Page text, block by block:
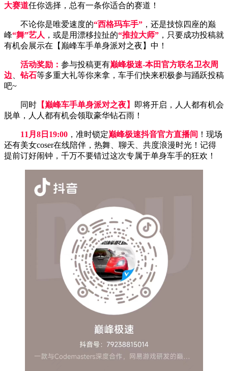
大赛道任你选择，总有一条你适合的赛道！
不论你是唯爱速度的“西格玛车手” ，还是技惊四座的巅
峰“舞”艺人 ，或是用漂移拉扯的“推拉大师” ，只要成功投稿就
有机会展示在【巅峰车手单身派对之夜】中！
活动奖励： 参与投稿更有巅峰极速-本田官方联名卫衣周
边、钻石等多重大礼等你来拿，车手们快来积极参与踊跃投稿
吧~
同时 【巅峰车手单身派对之夜】 即将开启，人人都有机会
脱单，人人都有机会领取豪华钻石雨！
11月8日19:00 ，准时锁定巅峰极速抖音官方直播间
！现场
还有美女coser在线陪伴，热舞、聊天、共度浪漫时光！记得
提前订好闹钟，千万不要错过这次专属于单身车手的狂欢！